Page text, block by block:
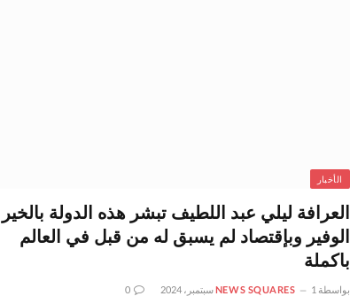
الأخبار
العرافة ليلي عبد اللطيف تبشر هذه الدولة بالخير
الوفير وبإقتصاد لم يسبق له من قبل في العالم
باكملة
بواسطة NEWS SQUARES 1 سبتمبر، 2024 0